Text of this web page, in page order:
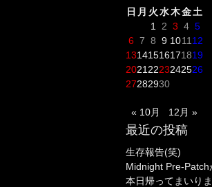
日 月 火水木金土
1
2 3 4 5
6 7 8 9 1011 12
13141516171819
2021 2223242526
27282930
« 10月 12月 »
最近の投稿
生存報告(笑)
Midnight Pre-Patch
本日帰ってまいりま